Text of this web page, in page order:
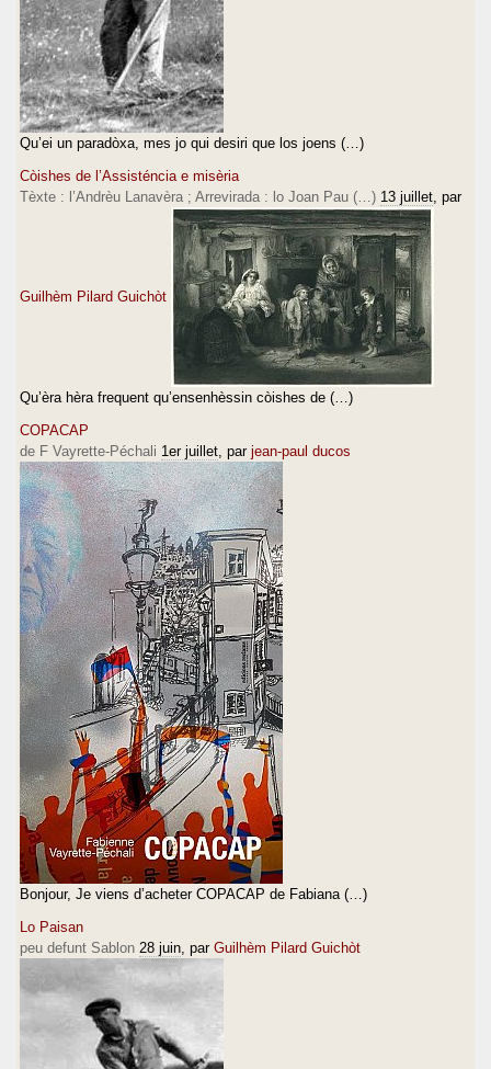
Qu’ei un paradòxa, mes jo qui desiri que los joens (…)
Còishes de l’Assisténcia e misèria
Tèxte : l’Andrèu Lanavèra ; Arrevirada : lo Joan Pau (…) 13 juillet , par
Guilhèm Pilard Guichòt
Qu’èra hèra frequent qu’ensenhèssin còishes de (…)
COPACAP
de F Vayrette-Péchali 1er juillet , par jean-paul ducos
Bonjour, Je viens d’acheter COPACAP de Fabiana (…)
Lo Paisan
peu defunt Sablon 28 juin , par Guilhèm Pilard Guichòt